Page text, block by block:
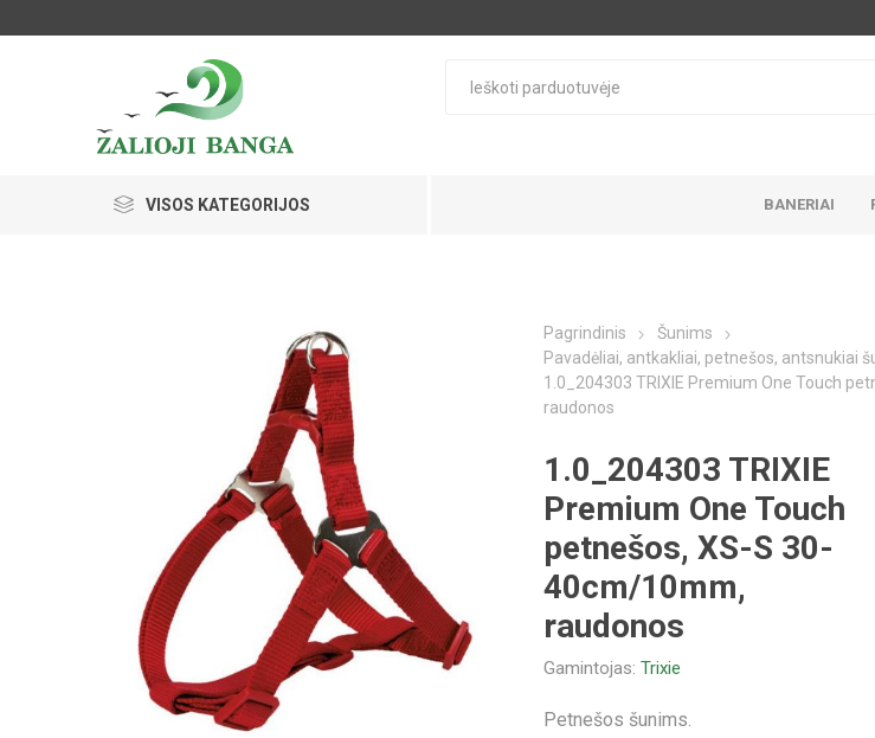
VISOS KATEGORIJOS BANERIAI
Pagrindinis
Šunims
Pavadėliai, antkakliai, petnešos, antsnukiai
1.0_204303 TRIXIE Premium One Touch
raudonos
1.0_204303 TRIXIE
Premium One Touch
petnešos, XS-S 30-
40cm/10mm,
raudonos
Gamintojas: Trixie
Petnešos šunims.